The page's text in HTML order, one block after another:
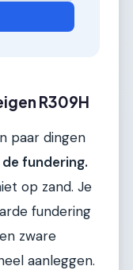
R309H
paar dingen
fundering.
op zand. Je
fundering
zware
aanleggen.